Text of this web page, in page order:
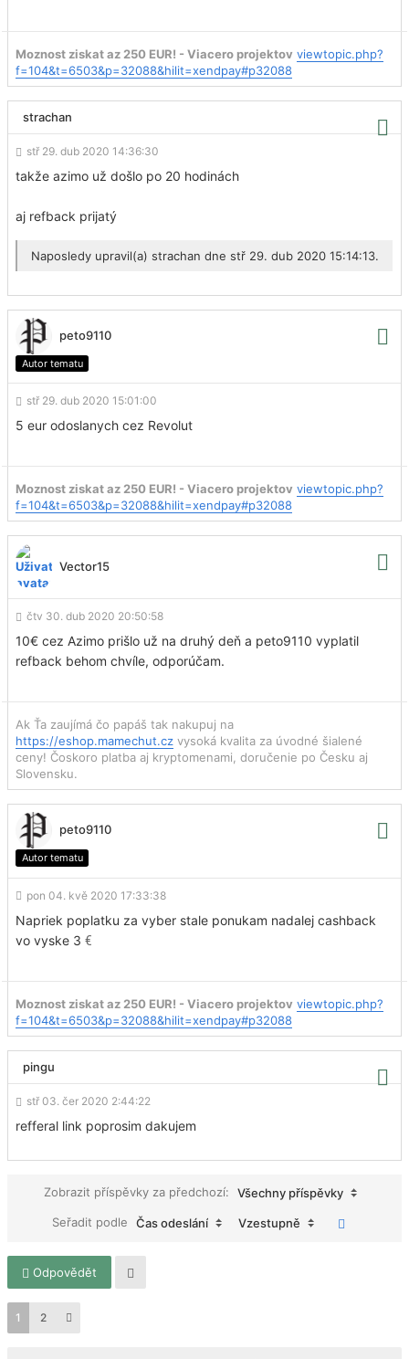
Moznost ziskat az 250 EUR! - Viacero projektov viewtopic.php?
f=104&t=6503&p=32088&hilit=xendpay#p32088
strachan
stř 29. dub 2020 14:36:30
takže azimo už došlo po 20 hodinách
aj refback prijatý
Naposledy upravil(a) strachan dne stř 29. dub 2020 15:14:13.
peto9110
Autor tematu
stř 29. dub 2020 15:01:00
5 eur odoslanych cez Revolut
Moznost ziskat az 250 EUR! - Viacero projektov viewtopic.php?
f=104&t=6503&p=32088&hilit=xendpay#p32088
Vector15
čtv 30. dub 2020 20:50:58
10€ cez Azimo prišlo už na druhý deň a peto9110 vyplatil
refback behom chvíle, odporúčam.
Ak Ťa zaujímá čo papáš tak nakupuj na
https://eshop.mamechut.cz vysoká kvalita za úvodné šialené
ceny! Čoskoro platba aj kryptomenami, doručenie po Česku aj
Slovensku.
peto9110
Autor tematu
pon 04. kvě 2020 17:33:38
Napriek poplatku za vyber stale ponukam nadalej cashback
vo vyske 3 €
Moznost ziskat az 250 EUR! - Viacero projektov viewtopic.php?
f=104&t=6503&p=32088&hilit=xendpay#p32088
pingu
stř 03. čer 2020 2:44:22
refferal link poprosim dakujem
Zobrazit příspěvky za předchozí:
Všechny příspěvky
Seřadit podle
Čas odeslání Vzestupně
Odpovědět
1 2